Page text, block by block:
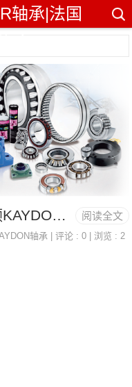
轴承|法国
阅读全文
RK6-37E1Z 美国凯顿KAYDON轴承 KD250CN0
轴承 | 评论 : 0 | 浏览 : 2